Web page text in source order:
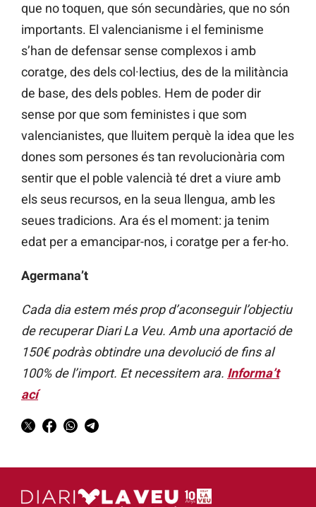
que no toquen, que són secundàries, que no són
importants. El valencianisme i el feminisme
s’han de defensar sense complexos i amb
coratge, des dels col·lectius, des de la militància
de base, des dels pobles. Hem de poder dir
sense por que som feministes i que som
valencianistes, que lluitem perquè la idea que les
dones som persones és tan revolucionària com
sentir que el poble valencià té dret a viure amb
els seus recursos, en la seua llengua, amb les
seues tradicions. Ara és el moment: ja tenim
edat per a emancipar-nos, i coratge per a fer-ho.
Agermana’t
Cada dia estem més prop d’aconseguir l’objectiu
de recuperar Diari La Veu. Amb una aportació de
150€ podràs obtindre una devolució de fins al
100% de l’import. Et necessitem ara. Informa’t
ací